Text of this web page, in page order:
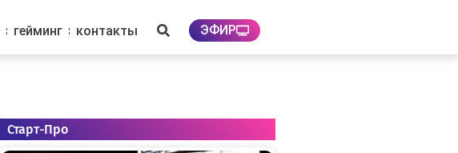
гейминг контакты ЭФИР
Старт-Про